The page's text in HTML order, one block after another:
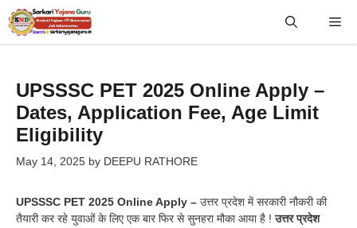
Skip
to
UPSSSC PET 2025 Online Apply –
Dates, Application Fee, Age Limit
Eligibility
May 14, 2025 by DEEPU RATHORE
UPSSSC PET 2025 Online Apply – उत्तर प्रदेश में सरकारी नौकरी की
तैयारी कर रहे युवाओं के लिए एक बार फिर से सुनहरा मौका आया है !उत्तर प्रदेश